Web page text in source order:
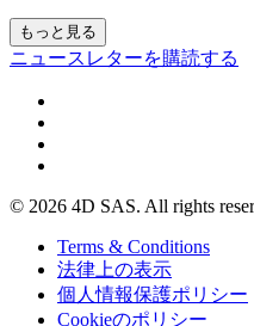
もっと見る
ニュースレターを購読する
© 2026 4D SAS. All rights
Terms & Conditions
法律上の表示
個人情報保護ポリシー
Cookieのポリシー